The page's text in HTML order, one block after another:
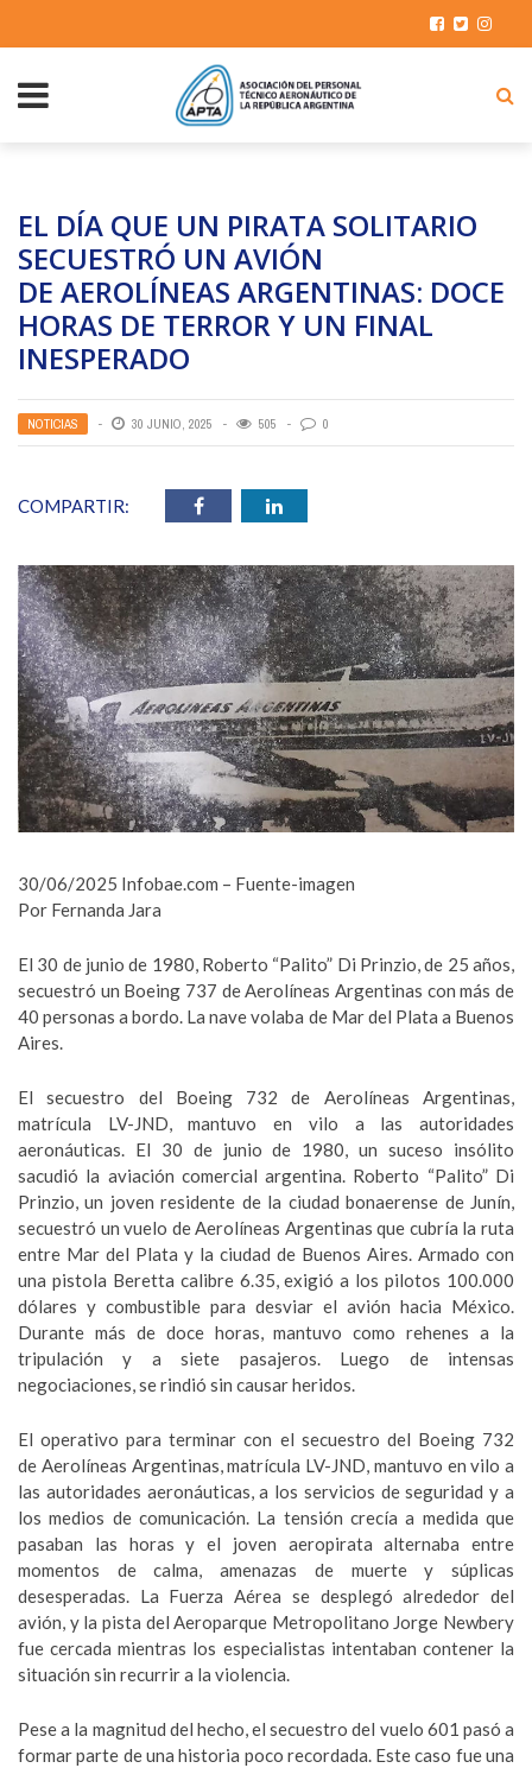
EL DÍA QUE UN PIRATA SOLITARIO
SECUESTRÓ UN AVIÓN
DE AEROLÍNEAS ARGENTINAS: DOCE
HORAS DE TERROR Y UN FINAL
INESPERADO
NOTICIAS 30 JUNIO, 2025 505 0
COMPARTIR:
30/06/2025 Infobae.com – Fuente-imagen
Por Fernanda Jara
El 30 de junio de 1980, Roberto “Palito” Di Prinzio, de 25 años,
secuestró un Boeing 737 de Aerolíneas Argentinas con más de
40 personas a bordo. La nave volaba de Mar del Plata a Buenos
Aires.
El secuestro del Boeing 732 de Aerolíneas Argentinas,
matrícula LV-JND, mantuvo en vilo a las autoridades
aeronáuticas. El 30 de junio de 1980, un suceso insólito
sacudió la aviación comercial argentina. Roberto “Palito” Di
Prinzio, un joven residente de la ciudad bonaerense de Junín,
secuestró un vuelo de Aerolíneas Argentinas que cubría la ruta
entre Mar del Plata y la ciudad de Buenos Aires. Armado con
una pistola Beretta calibre 6.35, exigió a los pilotos 100.000
dólares y combustible para desviar el avión hacia México.
Durante más de doce horas, mantuvo como rehenes a la
tripulación y a siete pasajeros. Luego de intensas
negociaciones, se rindió sin causar heridos.
El operativo para terminar con el secuestro del Boeing 732
de Aerolíneas Argentinas, matrícula LV-JND, mantuvo en vilo a
las autoridades aeronáuticas, a los servicios de seguridad y a
los medios de comunicación. La tensión crecía a medida que
pasaban las horas y el joven aeropirata alternaba entre
momentos de calma, amenazas de muerte y súplicas
desesperadas. La Fuerza Aérea se desplegó alrededor del
avión, y la pista del Aeroparque Metropolitano Jorge Newbery
fue cercada mientras los especialistas intentaban contener la
situación sin recurrir a la violencia.
Pese a la magnitud del hecho, el secuestro del vuelo 601 pasó a
formar parte de una historia poco recordada. Este caso fue una